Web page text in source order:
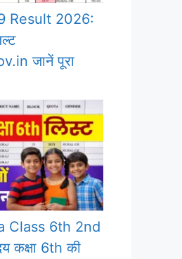
Result 2026:
जानें पूरा
Class 6th 2nd
कक्षा 6th की